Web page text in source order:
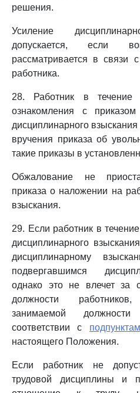
решения.
Усиление
допускается, если
рассматривается в связи
работника.
28. Работник в
ознакомления с
дисциплинарного
вручения приказа об
такие приказы в
Обжалование не
приказа о наложении на
взыскания.
29. Если работник в
дисциплинарного
дисциплинарному
подвергавшимся
однако это не влечет за
должности
занимаемой
соответствии с
настоящего Положения.
Если работник не
трудовой дисциплины и